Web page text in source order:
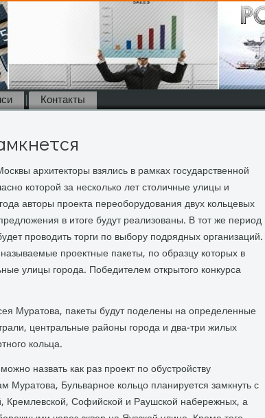
Контакты
архитекторы взялись в рамках государственной
которой за несколько лет столичные улицы и
авторы проекта переоборудования двух кольцевых
в итоге будут реализованы. В тот же период
проводить торги по выбору подрядных организаций.
проектные пакеты, по образцу которых в
улицы города. Победителем открытого конкурса
Муратова, пакеты будут поделены на определенные
центральные районы города и два-три жилых
кольца.
назвать как раз проект по обустройству
Муратова, Бульварное кольцо планируется замкнуть с
Кремлевской, Софийской и Раушской набережных, а